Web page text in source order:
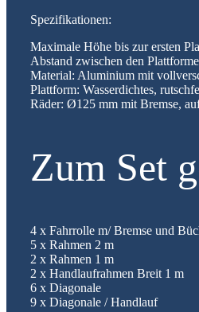
Spezifikationen:
Maximale Höhe bis zur ersten
Abstand zwischen den
Material: Aluminium mit
Plattform: Wasserdichtes,
Räder: Ø125 mm mit Bremse,
Zum Set
4 x Fahrrolle m/ Bremse und
5 x Rahmen 2 m
2 x Rahmen 1 m
2 x Handlaufrahmen Breit 1 m
6 x Diagonale
9 x Diagonale / Handlauf